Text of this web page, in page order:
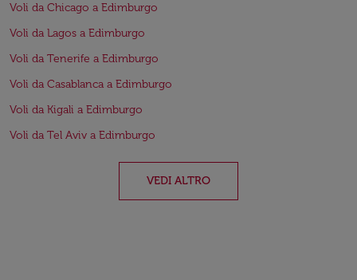
Voli da Chicago a Edimburgo
Voli da Lagos a Edimburgo
Voli da Tenerife a Edimburgo
Voli da Casablanca a Edimburgo
Voli da Kigali a Edimburgo
Voli da Tel Aviv a Edimburgo
VEDI ALTRO